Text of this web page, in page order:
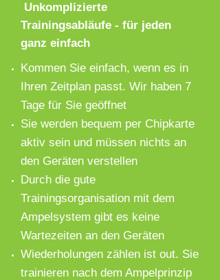
Unkomplizierte
Trainingsabläufe - für jeden
ganz einfach
Kommen Sie einfach, wenn es in
Ihren Zeitplan passt. Wir haben 7
Tage für Sie geöffnet
Sie werden bequem per Chipkarte
aktiv sein und müssen nichts an
den Geräten verstellen
Durch die gute
Trainingsorganisation mit dem
Ampelsystem gibt es keine
Wartezeiten an den Geräten
Wiederholungen zählen ist out. Sie
trainieren nach dem Ampelprinzip